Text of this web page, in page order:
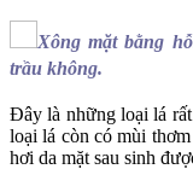
Xông mặt bằng
trầu không.
Đây là những loại lá
loại lá còn có mùi
hơi da mặt sau sinh